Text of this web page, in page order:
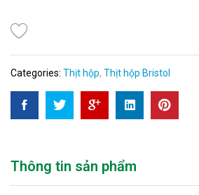
Categories: Thịt hộp, Thịt hộp Bristol
Thông tin sản phẩm